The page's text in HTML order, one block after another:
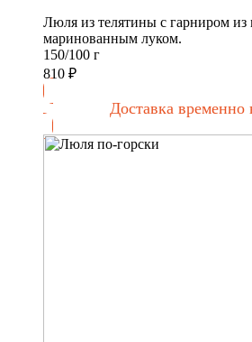
Люля из телятины с гарниром из
маринованным луком.
150/100 г
810 ₽
Доставка временно